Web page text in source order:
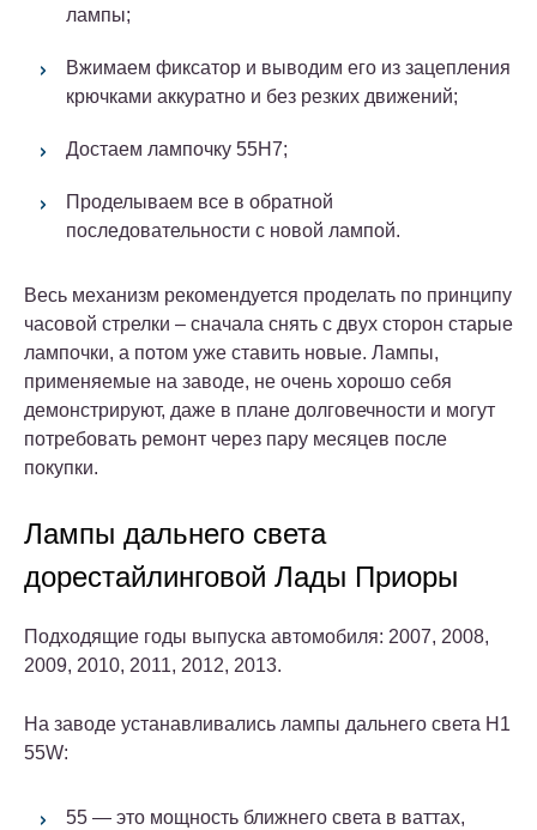
лампы;
Вжимаем фиксатор и выводим его из зацепления
крючками аккуратно и без резких движений;
Достаем лампочку 55Н7;
Проделываем все в обратной
последовательности с новой лампой.
Весь механизм рекомендуется проделать по принципу
часовой стрелки – сначала снять с двух сторон старые
лампочки, а потом уже ставить новые. Лампы,
применяемые на заводе, не очень хорошо себя
демонстрируют, даже в плане долговечности и могут
потребовать ремонт через пару месяцев после
покупки.
Лампы дальнего света
дорестайлинговой Лады Приоры
Подходящие годы выпуска автомобиля: 2007, 2008,
2009, 2010, 2011, 2012, 2013.
На заводе устанавливались лампы дальнего света H1
55W:
55 — это мощность ближнего света в ваттах,